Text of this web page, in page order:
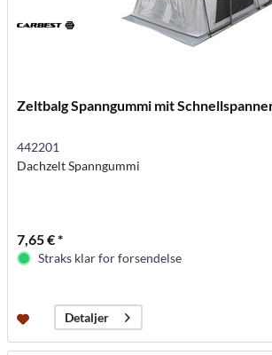
Zeltbalg Spanngummi mit
442201
Dachzelt Spanngummi
7,65 € *
Straks klar for forsendelse
Detaljer